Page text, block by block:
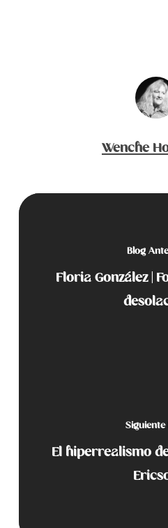
Wenche
Blog
Floria González |
Siguiente
El hiperrealismo